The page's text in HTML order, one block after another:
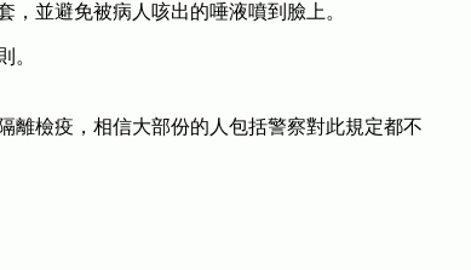
並避免被病人咳出的唾液噴到臉上。
。
離檢疫，相信大部份的人包括警察對此規定都不